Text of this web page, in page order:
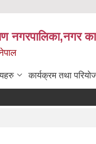
नगरपालिका,नगर
कार्यक्रम तथा